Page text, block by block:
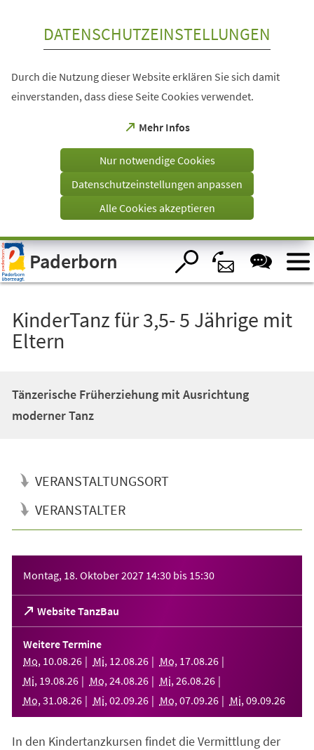
Visuelle
Assistenzsoftware
öffnen.
DATENSCHUTZEINSTELLUNGEN
Durch die Nutzung dieser Website erklären Sie sich damit
einverstanden, dass diese Seite Cookies verwendet.
Mehr Infos
(Öffnet
einem
Tab)
Nur notwendige Cookies
Datenschutzeinstellungen anpassen
Alle Cookies akzeptieren
Paderborn
KinderTanz für 3,5- 5 Jährige mit
Eltern
Tänzerische Früherziehung mit Ausrichtung
moderner Tanz
VERANSTALTUNGSORT
VERANSTALTER
Montag, 18. Oktober 2027 14:30 bis 15:30
Website TanzBau
(Öffnet
in
einem
neuen
Tab)
Weitere Termine
Mo, 10.08.26 Mi, 12.08.26 Mo, 17.08.26
Mi, 19.08.26 Mo, 24.08.26 Mi, 26.08.26
Mo, 31 .08.26 Mi, 02.09.26 Mo, 07.09.26 Mi, 09.09.26
In den Kindertanzkursen findet die Vermittlung der